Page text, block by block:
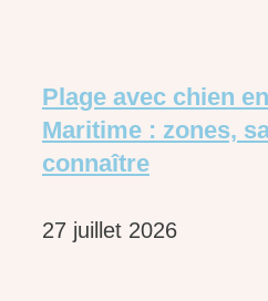
Plage avec chien
Maritime : zones,
connaître
27 juillet 2026